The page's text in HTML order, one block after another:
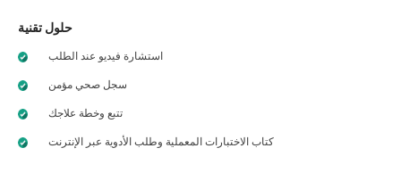
حلول تقنية
استشارة فيديو عند الطلب
سجل صحي مؤمن
تتبع وخطة علاجك
كتاب الاختبارات المعملية وطلب الأدوية عبر الإنترنت